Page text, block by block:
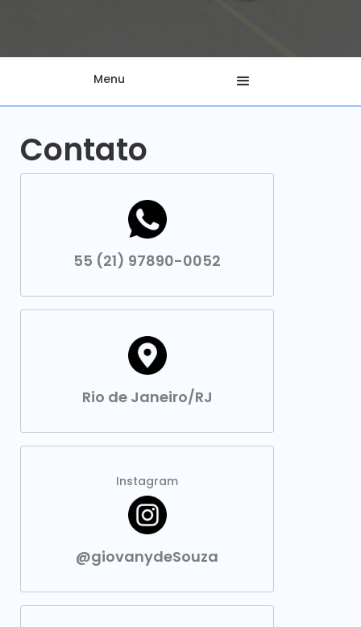
Menu
Contato
55 (21) 97890-0052
Rio de Janeiro/RJ
Instagram
@giovanydeSouza